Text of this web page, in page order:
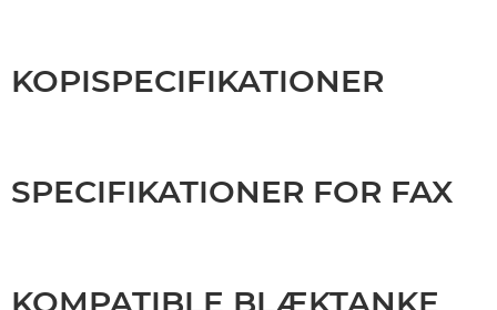
KOPISPECIFIKATIONER
SPECIFIKATIONER FOR FAX
KOMPATIBLE BLÆKTANKE